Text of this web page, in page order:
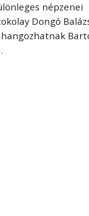
népzenei
Dongó